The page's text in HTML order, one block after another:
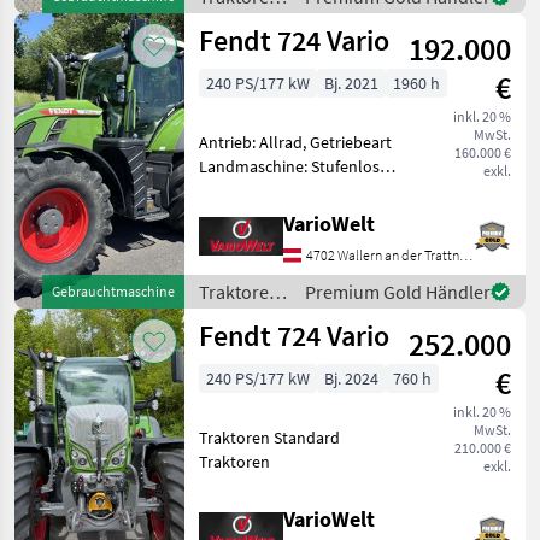
/ Fendt
Gebrauchtmaschine
Fendt 724 Vario 192.000
€
inkl. 20 %
MwSt.
160.000 €
exkl.
240 PS/177 kW Bj. 2021 1960 h
Antrieb: Allrad, Getriebeart
Landmaschine: Stufenloses
Zapfwellendrehzahl:
540/540E/1000/1000E,
Höchstgeschwindigkeit in
km/h: 50 km/h, Aufla
VarioWelt
4702 Wallern an der Trattnach
Traktoren
/ Fendt
Premium Gold Händler
Fendt 724 Vario 252.000
€
inkl. 20 %
MwSt.
210.000 €
exkl.
240 PS/177 kW Bj. 2024 760 h
Traktoren Standard
Traktoren
VarioWelt